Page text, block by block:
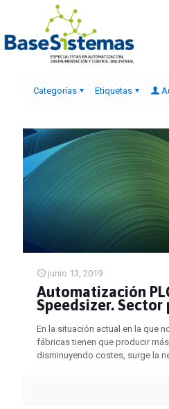
Categorías Etiquetas
junio 13, 2019
Automatización
Speedsizer. Sector
En la situación actual en la que
fábricas tienen que producir
disminuyendo costes, surge la